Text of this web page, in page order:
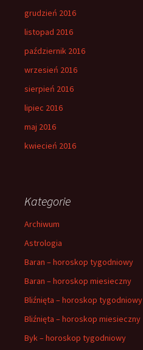
grudzień 2016
listopad 2016
październik 2016
wrzesień 2016
sierpień 2016
lipiec 2016
maj 2016
kwiecień 2016
Kategorie
Archiwum
Astrologia
Baran – horoskop tygodniowy
Baran – horoskop miesieczny
Bliźnięta – horoskop tygodniowy
Bliźnięta – horoskop miesieczny
Byk – horoskop tygodniowy